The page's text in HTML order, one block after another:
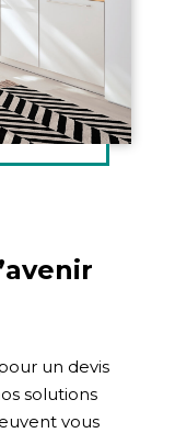
un devis
solutions
vous